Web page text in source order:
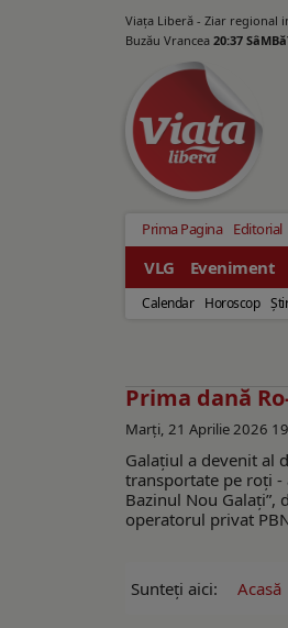
Viața Liberă - Ziar regional
Buzău Vrancea 20:37
Prima Pagina Editorial
VLG Eveniment
Calendar Horoscop
Prima dană
Marți, 21 Aprilie 2026
Galațiul a devenit al
transportate pe roți -
Bazinul Nou
operatorul privat
Sunteți aici: Acasă